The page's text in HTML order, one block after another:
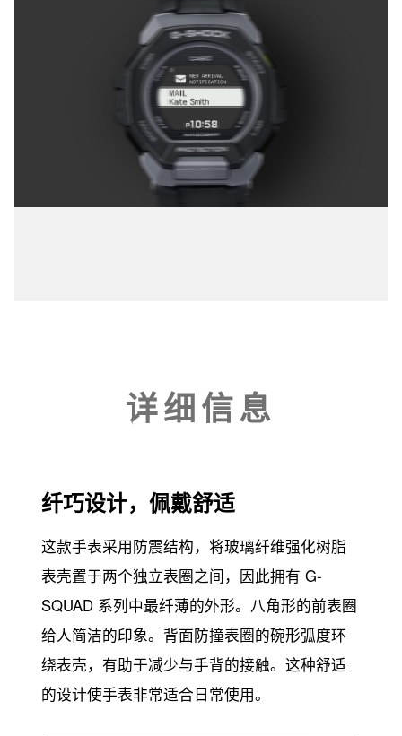
详细信息
纤巧设计，佩戴舒适
这款手表采用防震结构，将玻璃纤维强化树脂
表壳置于两个独立表圈之间，因此拥有 G-
SQUAD 系列中最纤薄的外形。八角形的前表圈
给人简洁的印象。背面防撞表圈的碗形弧度环
绕表壳，有助于减少与手背的接触。这种舒适
的设计使手表非常适合日常使用。